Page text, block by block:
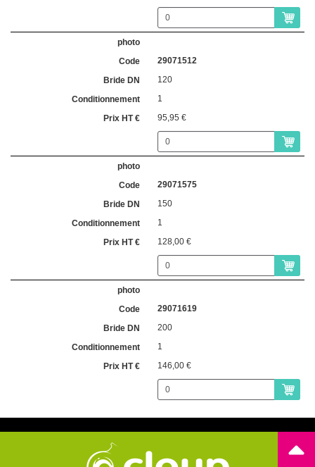
29071512
120
1
95,95 €
29071575
150
1
128,00 €
29071619
200
1
146,00 €